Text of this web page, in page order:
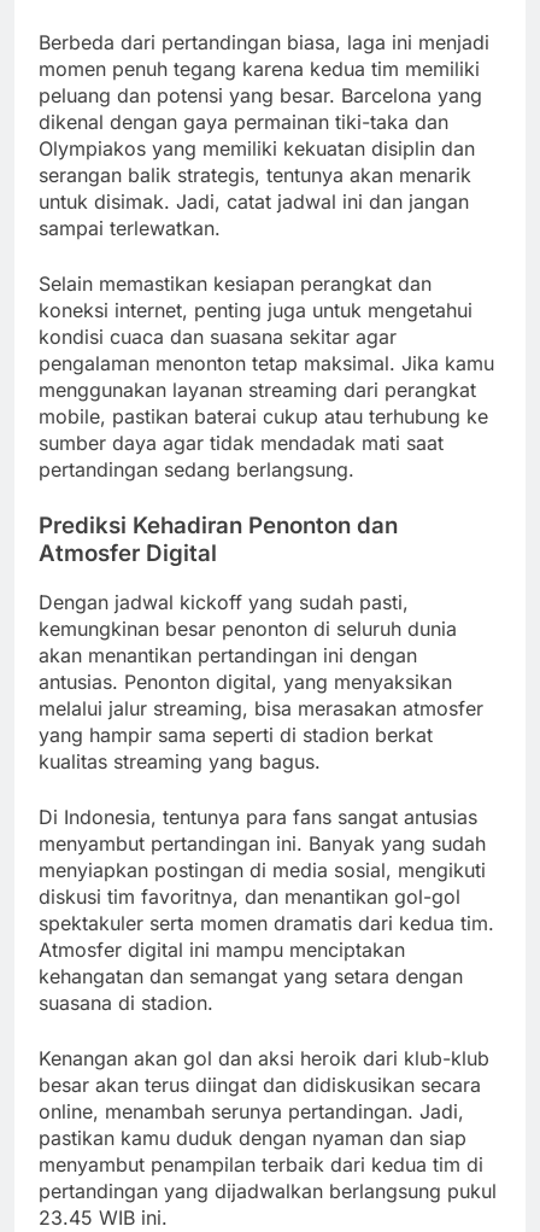
Berbeda dari pertandingan biasa, laga ini menjadi
momen penuh tegang karena kedua tim memiliki
peluang dan potensi yang besar. Barcelona yang
dikenal dengan gaya permainan tiki-taka dan
Olympiakos yang memiliki kekuatan disiplin dan
serangan balik strategis, tentunya akan menarik
untuk disimak. Jadi, catat jadwal ini dan jangan
sampai terlewatkan.
Selain memastikan kesiapan perangkat dan
koneksi internet, penting juga untuk mengetahui
kondisi cuaca dan suasana sekitar agar
pengalaman menonton tetap maksimal. Jika kamu
menggunakan layanan streaming dari perangkat
mobile, pastikan baterai cukup atau terhubung ke
sumber daya agar tidak mendadak mati saat
pertandingan sedang berlangsung.
Prediksi Kehadiran Penonton dan
Atmosfer Digital
Dengan jadwal kickoff yang sudah pasti,
kemungkinan besar penonton di seluruh dunia
akan menantikan pertandingan ini dengan
antusias. Penonton digital, yang menyaksikan
melalui jalur streaming, bisa merasakan atmosfer
yang hampir sama seperti di stadion berkat
kualitas streaming yang bagus.
Di Indonesia, tentunya para fans sangat antusias
menyambut pertandingan ini. Banyak yang sudah
menyiapkan postingan di media sosial, mengikuti
diskusi tim favoritnya, dan menantikan gol-gol
spektakuler serta momen dramatis dari kedua tim.
Atmosfer digital ini mampu menciptakan
kehangatan dan semangat yang setara dengan
suasana di stadion.
Kenangan akan gol dan aksi heroik dari klub-klub
besar akan terus diingat dan didiskusikan secara
online, menambah serunya pertandingan. Jadi,
pastikan kamu duduk dengan nyaman dan siap
menyambut penampilan terbaik dari kedua tim di
pertandingan yang dijadwalkan berlangsung pukul
23.45 WIB ini.